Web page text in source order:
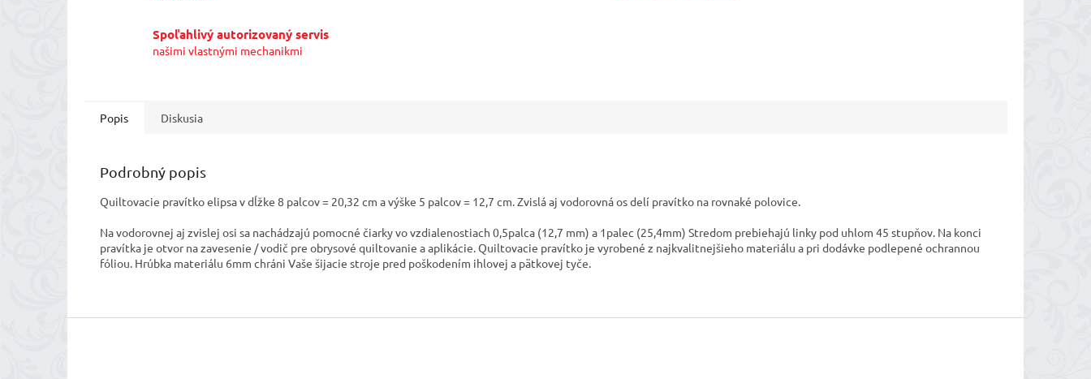
Spoľahlivý autorizovaný servis
našimi vlastnými mechanikmi
Popis Diskusia
Podrobný popis
Quiltovacie pravítko elipsa v dĺžke 8 palcov = 20,32 cm a výške 5 palcov = 12,7 cm. Zvislá aj vodorovná os delí pravítko na rovnaké polovice.
Na vodorovnej aj zvislej osi sa nachádzajú pomocné čiarky vo vzdialenostiach 0,5palca (12,7 mm) a 1palec (25,4mm) Stredom prebiehajú linky pod uhlom 45 stupňov. Na konci
pravítka je otvor na zavesenie / vodič pre obrysové quiltovanie a aplikácie. Quiltovacie pravítko je vyrobené z najkvalitnejšieho materiálu a pri dodávke podlepené ochrannou
fóliou. Hrúbka materiálu 6mm chráni Vaše šijacie stroje pred poškodením ihlovej a pätkovej tyče.